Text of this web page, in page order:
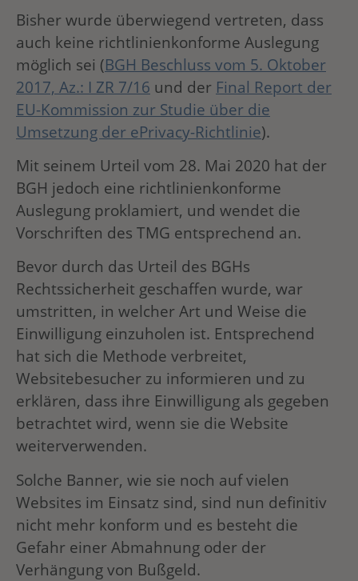
Bisher wurde überwiegend vertreten, dass
auch keine richtlinienkonforme Auslegung
möglich sei (BGH Beschluss vom 5. Oktober
2017, Az.: I ZR 7/16 und der Final Report der
EU-Kommission zur Studie über die
Umsetzung der ePrivacy-Richtlinie).
Mit seinem Urteil vom 28. Mai 2020 hat der
BGH jedoch eine richtlinienkonforme
Auslegung proklamiert, und wendet die
Vorschriften des TMG entsprechend an.
Bevor durch das Urteil des BGHs
Rechtssicherheit geschaffen wurde, war
umstritten, in welcher Art und Weise die
Einwilligung einzuholen ist. Entsprechend
hat sich die Methode verbreitet,
Websitebesucher zu informieren und zu
erklären, dass ihre Einwilligung als gegeben
betrachtet wird, wenn sie die Website
weiterverwenden.
Solche Banner, wie sie noch auf vielen
Websites im Einsatz sind, sind nun definitiv
nicht mehr konform und es besteht die
Gefahr einer Abmahnung oder der
Verhängung von Bußgeld.